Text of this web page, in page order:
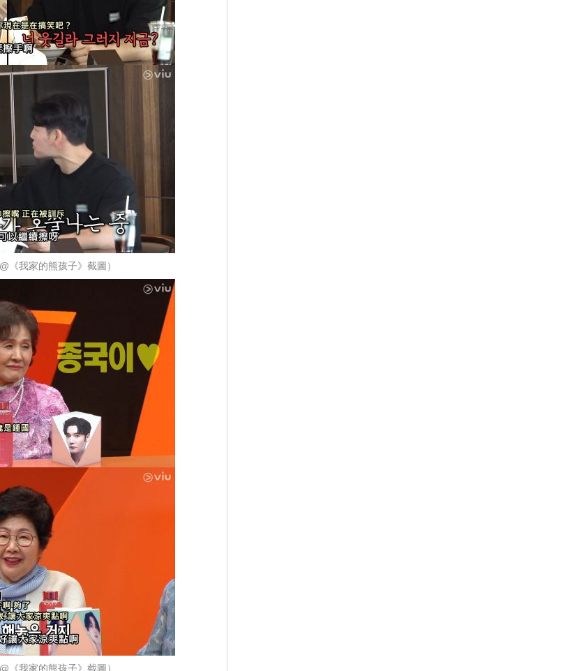
《我家的熊孩子》截圖）
《我家的熊孩子》截圖）